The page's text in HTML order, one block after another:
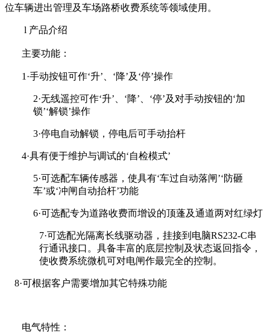
位车辆进出管理及车场路桥收费系统等领域使用。
l 产品介绍
主要功能：
1 ·手动按钮可作‘升’、‘降’及‘停’操作
2·无线遥控可作‘升’、‘降’、‘停’及对手动按钮的‘加
锁’‘解锁’操作
3·停电自动解锁，停电后可手动抬杆
4·具有便于维护与调试的‘自检模式’
5·可选配车辆传感器，使具有‘车过自动落闸’‘防砸
车’或‘冲闸自动抬杆’功能
6·可选配专为道路收费而增设的顶蓬及通道两对红绿灯
7·可选配光隔离长线驱动器，挂接到电脑RS232-C串
行通讯接口。具备丰富的底层控制及状态返回指令，
使收费系统微机可对电闸作最完全的控制。
8·可根据客户需要增加其它特殊功能
电气特性：